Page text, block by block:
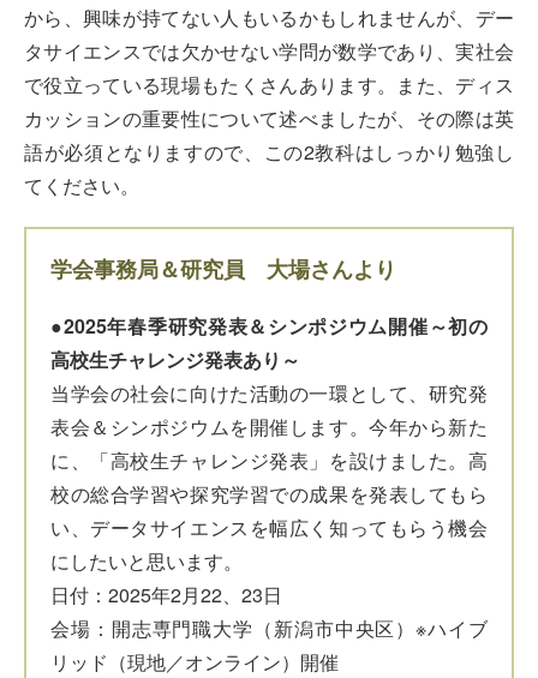
から、興味が持てない人もいるかもしれませんが、デー
タサイエンスでは欠かせない学問が数学であり、実社会
で役立っている現場もたくさんあります。また、ディス
カッションの重要性について述べましたが、その際は英
語が必須となりますので、この2教科はしっかり勉強し
てください。
学会事務局＆研究員 大場さんより
●2025年春季研究発表＆シンポジウム開催～初の
高校生チャレンジ発表あり～
当学会の社会に向けた活動の一環として、研究発
表会＆シンポジウムを開催します。今年から新た
に、「高校生チャレンジ発表」を設けました。高
校の総合学習や探究学習での成果を発表してもら
い、データサイエンスを幅広く知ってもらう機会
にしたいと思います。
日付：2025年2月22、23日
会場：開志専門職大学（新潟市中央区）※ハイブ
リッド（現地／オンライン）開催